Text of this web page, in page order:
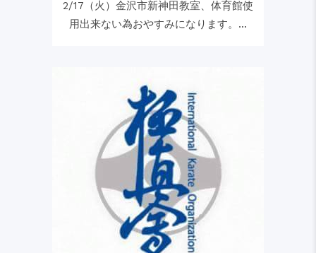
2/17（火）金沢市新神田教室、体育館使
用出来ない為おやすみになります。...